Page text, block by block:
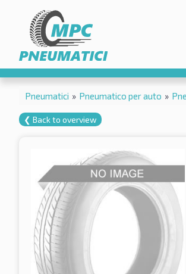
Pneumatici » Pneumatico per auto »
❮ Back to overview